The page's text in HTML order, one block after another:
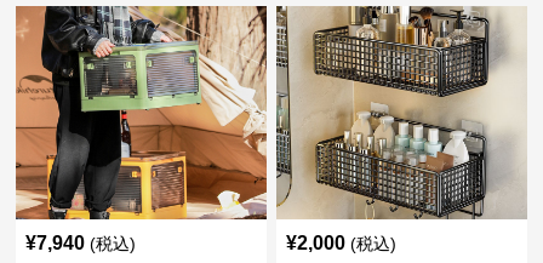
¥7,940 (税込) ¥2,000 (税込)